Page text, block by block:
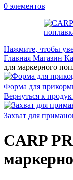
0 элементов
Нажмите, чтобы
Главная Магазин
для маркерного
Форма для
Вернуться к
Захват для
CARP